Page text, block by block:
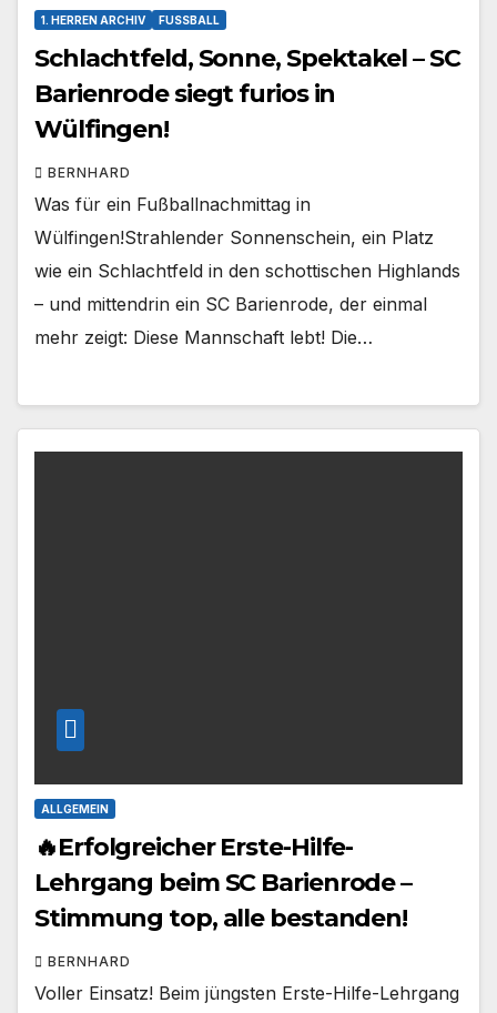
1. HERREN ARCHIV FUSSBALL
Schlachtfeld, Sonne, Spektakel – SC
Barienrode siegt furios in
Wülfingen!
BERNHARD
Was für ein Fußballnachmittag in
Wülfingen!Strahlender Sonnenschein, ein Platz
wie ein Schlachtfeld in den schottischen Highlands
– und mittendrin ein SC Barienrode, der einmal
mehr zeigt: Diese Mannschaft lebt! Die…
ALLGEMEIN
🔥Erfolgreicher Erste-Hilfe-
Lehrgang beim SC Barienrode –
Stimmung top, alle bestanden!
BERNHARD
Voller Einsatz! Beim jüngsten Erste-Hilfe-Lehrgang